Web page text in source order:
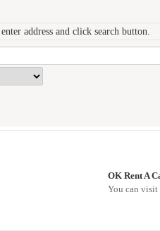
address and click search button.
OK Rent A
You can visit